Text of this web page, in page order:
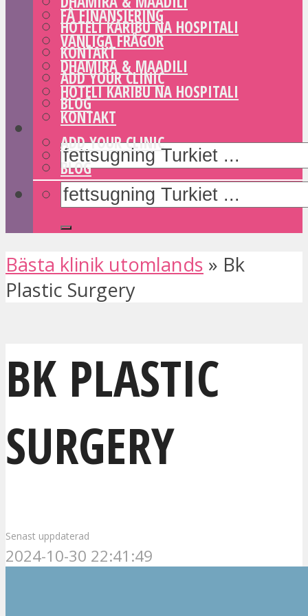
HOTELI KARIBU NA HOSPITALI
KONTAKT
ADD YOUR CLINIC
BLOG
FÅ FINANSIERING
VANLIGA FRÅGOR
DHAMIRA & MAADILI
HOTELI KARIBU NA HOSPITALI
KONTAKT
ADD YOUR CLINIC
BLOG
Bästa klinik utomlands » Bk
Plastic Surgery
BK PLASTIC
SURGERY
Senast uppdaterad
2024-10-30 22:41:49